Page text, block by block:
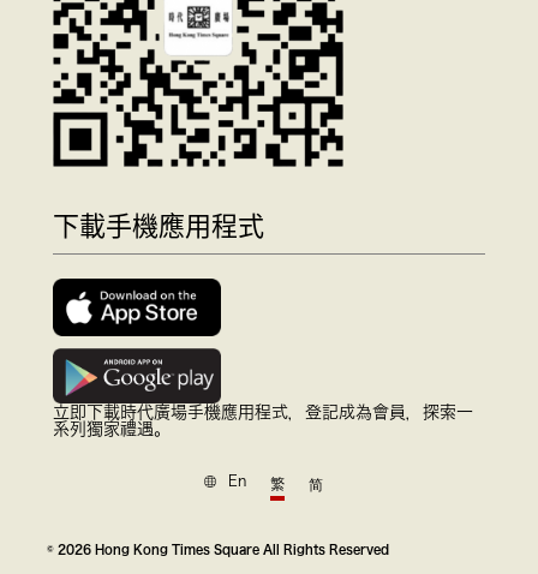
下載手機應用程式
立即下載時代廣場手機應用程式，登記成為會員，探索一
系列獨家禮遇。
En 繁 简
© 2026 Hong Kong Times Square All Rights Reserved